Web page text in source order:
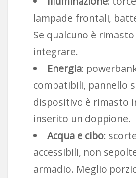
lampade frontali,
Se qualcuno è
integrare.
Energia:
compatibili, pannello
dispositivo è rimasto
inserito un doppione.
Acqua e cibo:
accessibili, non
armadio. Meglio